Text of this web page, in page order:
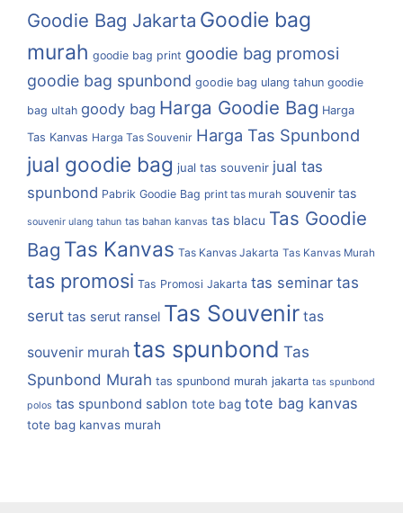
Goodie Bag Jakarta Goodie bag
murah goodie bag print goodie bag promosi
goodie bag spunbond goodie bag ulang tahun goodie
bag ultah goody bag Harga Goodie Bag Harga
Tas Kanvas Harga Tas Souvenir Harga Tas Spunbond
jual goodie bag jual tas souvenir jual tas
spunbond Pabrik Goodie Bag print tas murah souvenir tas
souvenir ulang tahun tas bahan kanvas tas blacu Tas Goodie
Bag Tas Kanvas Tas Kanvas Jakarta Tas Kanvas Murah
tas promosi Tas Promosi Jakarta tas seminar tas
serut tas serut ransel Tas Souvenir tas
souvenir murah tas spunbond Tas
Spunbond Murah tas spunbond murah jakarta tas spunbond
polos tas spunbond sablon tote bag tote bag kanvas
tote bag kanvas murah